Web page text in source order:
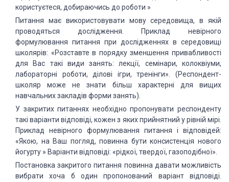
користуєтеся, добираючись до роботи »
Питання має використовувати мову середовища, в якій
проводяться дослідження. Приклад невірного
формулювання питання при дослідженнях в середовищі
школярів: «Розставте в порядку зменшення привабливості
для Вас такі види занять: лекції, семінари, колоквіуми,
лабораторні роботи, ділові ігри, тренінги». (Респондент-
школяр може не знати більш характерні для вищих
навчальних закладів форми занять).
У закритих питаннях необхідно пропонувати респонденту
такі варіанти відповіді, кожен з яких прийнятний у рівній мірі.
Приклад невірного формулювання питання і відповідей:
«Якою, на Ваш погляд, повинна бути консистенція нового
йогурту » Варіанти відповіді: «рідкої, твердої, газоподібної».
Постановка закритого питання повинна давати можливість
вибрати хоча б один пропонований варіант відповіді.